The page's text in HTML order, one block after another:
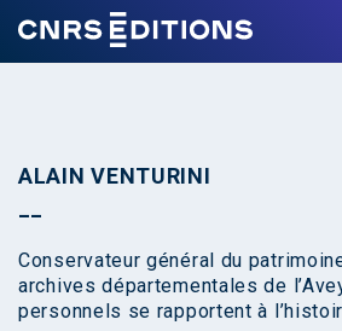
ALAIN VENTURINI
Conservateur général du
archives départementales de
personnels se rapportent à